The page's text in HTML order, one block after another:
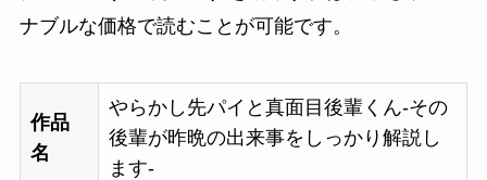
ナブルな価格で読むことが可能です。
作品
名
やらかし先パイと真面目後輩くん-その
後輩が昨晩の出来事をしっかり解説し
ます-